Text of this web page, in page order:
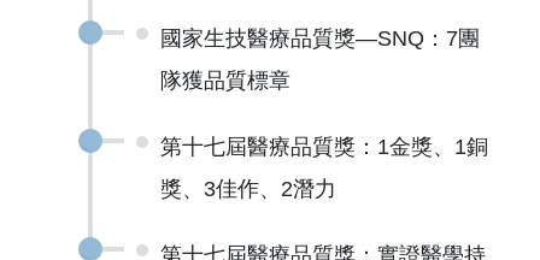
國家生技醫療品質獎—SNQ：7團
隊獲品質標章
第十七屆醫療品質獎：1金獎、1銅
獎、3佳作、2潛力